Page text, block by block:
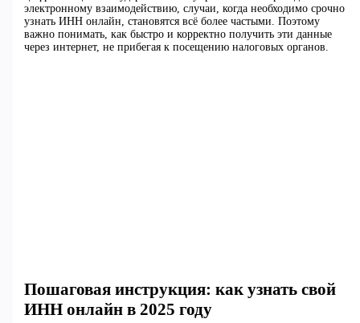
электронному взаимодействию, случаи, когда необходимо срочно
узнать ИНН онлайн, становятся всё более частыми. Поэтому
важно понимать, как быстро и корректно получить эти данные
через интернет, не прибегая к посещению налоговых органов.
Пошаговая инструкция: как узнать свой
ИНН онлайн в 2025 году